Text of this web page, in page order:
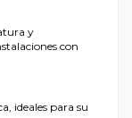
y
con
ideales para su